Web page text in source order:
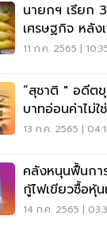
นายกฯ เรียก
เศรษฐกิจ หลัง
ระบาด
11 ก.ค. 2565 |
“สุชาติ " อดีต
บาทอ่อนค่าไม่
13 ก.ค. 2565 |
คลังหนุนฟื้นก
กู้ไฟเขียวซื้อหุ้
14 ก.ค. 2565 |